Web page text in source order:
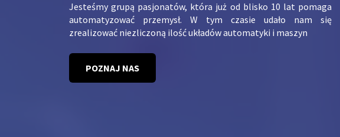
Jesteśmy grupą pasjonatów, która już od blisko 10 lat pomaga
automatyzować przemysł. W tym czasie udało nam się
zrealizować niezliczoną ilość układów automatyki i maszyn
POZNAJ NAS